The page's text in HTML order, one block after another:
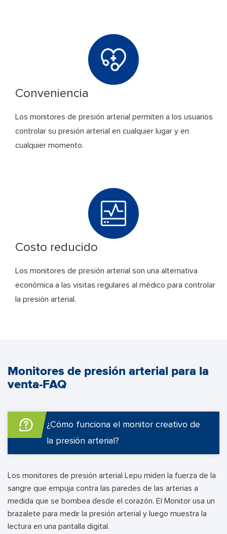
Conveniencia
Los monitores de presión arterial permiten a los usuarios
controlar su presión arterial en cualquier lugar y en
cualquier momento.
Costo reducido
Los monitores de presión arterial son una alternativa
económica a las visitas regulares al médico para controlar
la presión arterial.
Monitores de presión arterial para la
venta-FAQ
¿Cómo funciona el monitor creativo de
la presión arterial?
Los monitores de presión arterial Lepu miden la fuerza de la
sangre que empuja contra las paredes de las arterias a
medida que se bombea desde el corazón. El Monitor usa un
brazalete para medir la presión arterial y luego muestra la
lectura en una pantalla digital.